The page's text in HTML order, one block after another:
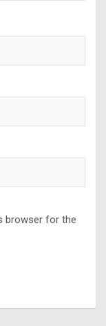
browser for the